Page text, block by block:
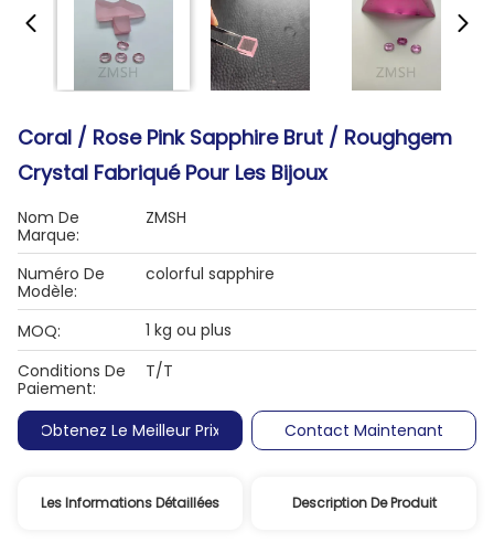
Coral / Rose Pink Sapphire Brut / Roughgem
Crystal Fabriqué Pour Les Bijoux
Nom De
Marque:
ZMSH
Numéro De
Modèle:
colorful sapphire
MOQ:
1 kg ou plus
Conditions De
Paiement:
T/T
Obtenez Le Meilleur Prix Contact Maintenant
Les Informations Détaillées Description De Produit